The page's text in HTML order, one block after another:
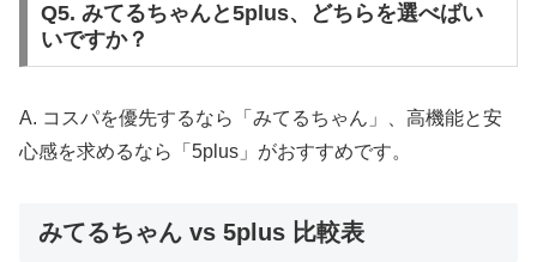
Q5. みてるちゃんと5plus、どちらを選べばい
いですか？
A. コスパを優先するなら「みてるちゃん」、高機能と安
心感を求めるなら「5plus」がおすすめです。
みてるちゃん vs 5plus 比較表